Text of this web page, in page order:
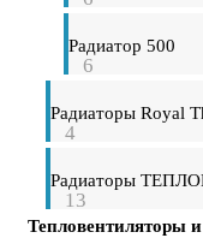
Радиатор 500
6
Радиаторы Royal
4
Радиаторы
13
Тепловентиляторы